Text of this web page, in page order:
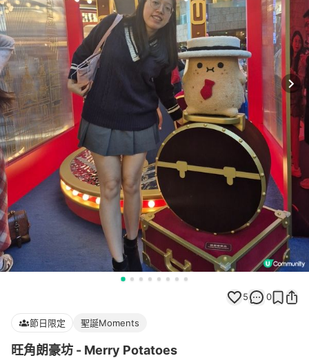
5 0
節日限定 聖誕Moments
旺角朗豪坊 - Merry Potatoes